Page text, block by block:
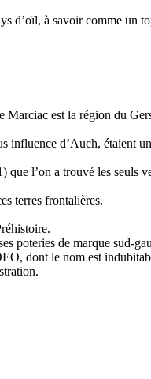
d’oïl, à savoir comme
est la région du
d’Auch, étaient
l’on a trouvé les
terres frontalières.
poteries de marque
dont le nom est